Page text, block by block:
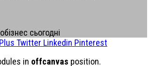
сьогодні
Twitter Linkedin Pinterest
in offcanvas position.